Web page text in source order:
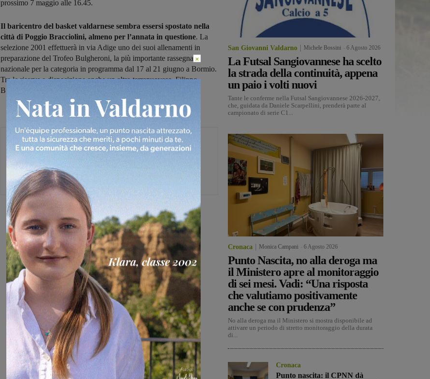
prossimo 7 maggio alle 16.45.
Il baricentro del basket valdarnese sembra essersi spostato nella
città di Poggio Bracciolini, almeno per l’annata in questione. La
selezione 2001 effettuerà in via Adige uno dei suoi allenamenti in
preparazione del Trofeo Bulgheroni, la più importante rassegna
nazionale per la categoria in programma dal 17 al 21 giugno a Bormio.
Tra le riserve a disposizione anche un altro terranuovese, Filippo
Buset.
Redazione
Share
San Giovanni Valdarno Michele Bossini 6 Agosto 2026
La Futsal Sangiovannese ha scelto
la strada della continuità, appena
un paio i volti nuovi
Tante le conferme nella Futsal Sangiovannese 2026-2027,
che, guidata da Daniele Scarpellini, prenderà parte al
campionato di serie C1...
Cronaca Monica Campani 6 Agosto 2026
Punto Nascita, no alla deroga ma
il Ministero apre al monitoraggio
di sei mesi. Vadi: “Una risposta
che valutiamo positivamente
anche se con prudenza”
No alla deroga ma il Ministero si mostra disponibile ad
attivare un periodo di stretto monitoraggio della durata
di...
Cronaca
Punto nascita: il CPNN dà
×